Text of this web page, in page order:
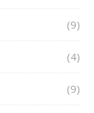
(9)
(4)
(9)